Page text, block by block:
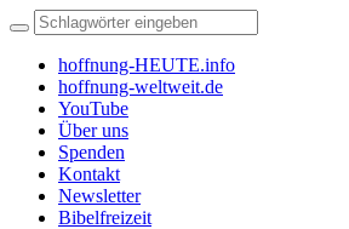
hoffnung-HEUTE.info
hoffnung-weltweit.de
YouTube
Über uns
Spenden
Kontakt
Newsletter
Bibelfreizeit